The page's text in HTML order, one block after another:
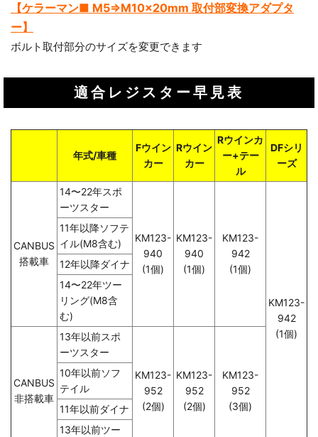
【ケラーマン■ M5⇒M10x20mm 取付部変換アダプタ
ー】
ボルト取付部分のサイズを変更できます
適合レジスター早見表
年式/車種
Fウイン
カー
Rウイン
カー
Rウインカ
ー+テー
ル
DFシリ
ーズ
CANBUS
搭載車
14〜22年スポ
ーツスター
KM123-
940
(1個)
KM123-
940
(1個)
KM123-
942
(1個)
KM123-
942
(1個)
11年以降ソフテ
イル(M8含む)
12年以降ダイナ
14〜22年ツー
リング(M8含
む)
CANBUS
非搭載車
13年以前スポ
ーツスター
KM123-
952
(2個)
KM123-
952
(2個)
KM123-
952
(3個)
10年以前ソフ
テイル
11年以前ダイナ
13年以前ツー